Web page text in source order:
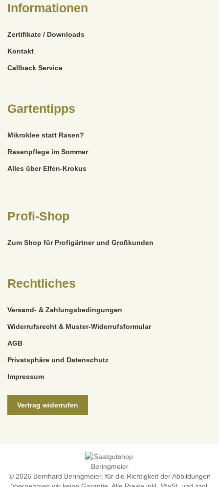
Informationen
Zertifikate / Downloads
Kontakt
Callback Service
Gartentipps
Mikroklee statt Rasen?
Rasenpflege im Sommer
Alles über Elfen-Krokus
Profi-Shop
Zum Shop für Profigärtner und Großkunden
Rechtliches
Versand- & Zahlungsbedingungen
Widerrufsrecht & Muster-Widerrufsformular
AGB
Privatsphäre und Datenschutz
Impressum
Vertrag widerrufen
© 2026 Bernhard Beringmeier, für die Richtigkeit der Abbildungen